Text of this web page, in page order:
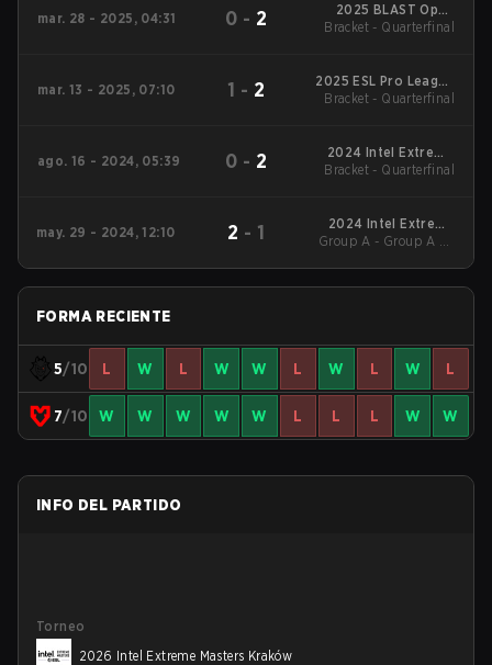
mar. 28 - 2025, 04:31 0 - 2
2025 BLAST Open
Spring Lisbon
Bracket - Quarterfinal
mar. 13 - 2025, 07:10 1 - 2
2025 ESL Pro League
Season 21
Bracket - Quarterfinal
ago. 16 - 2024, 05:39 0 - 2
2024 Intel Extreme
Masters Cologne
Bracket - Quarterfinal
may. 29 - 2024, 12:10 2 - 1
2024 Intel Extreme
Masters Dallas
Group A - Group A LB
FORMA RECIENTE
5/10 L W L W W L W L W L
7/10 W W W W W L L L W W
INFO DEL PARTIDO
Torneo
2026 Intel Extreme Masters Kraków